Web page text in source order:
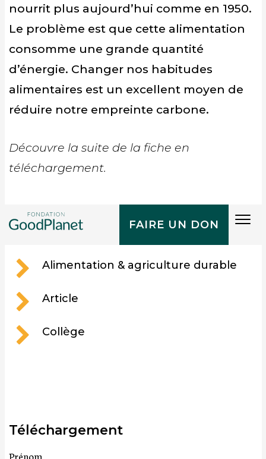
FAIRE UN DON
nourrit plus aujourd’hui comme en 1950.
Le problème est que cette alimentation
consomme une grande quantité
d’énergie. Changer nos habitudes
alimentaires est un excellent moyen de
réduire notre empreinte carbone.
Découvre la suite de la fiche en
téléchargement.
Alimentation & agriculture durable
Article
Collège
Téléchargement
Prénom